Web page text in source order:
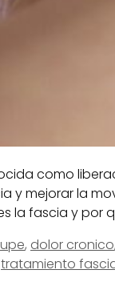
como
y mejorar la
la fascia y por
, dolor cronico,
tratamiento